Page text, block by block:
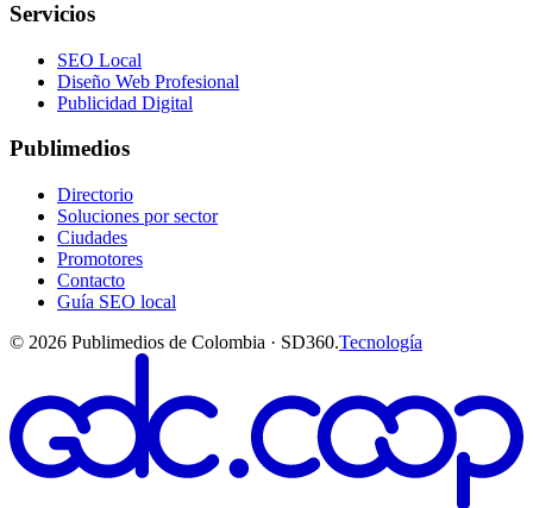
Servicios
SEO Local
Diseño Web Profesional
Publicidad Digital
Publimedios
Directorio
Soluciones por sector
Ciudades
Promotores
Contacto
Guía SEO local
© 2026 Publimedios de Colombia · SD360.Tecnología